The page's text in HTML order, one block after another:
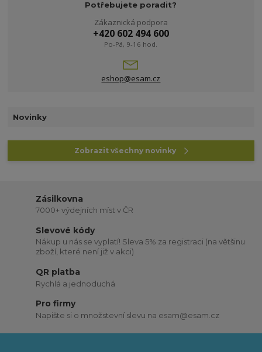
Potřebujete poradit?
Zákaznická podpora
+420 602 494 600
Po-Pá, 9-16 hod.
eshop@esam.cz
Novinky
Zobrazit všechny novinky
Zásilkovna
7000+ výdejních míst v ČR
Slevové kódy
Nákup u nás se vyplatí! Sleva 5% za registraci (na většinu
zboží, které není již v akci)
QR platba
Rychlá a jednoduchá
Pro firmy
Napište si o množstevní slevu na esam@esam.cz